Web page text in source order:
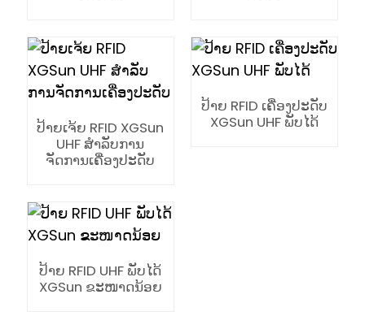
ປ້າຍເຈ້ຍ RFID XGSun
UHF ສຳລັບການ
ຈັດການເຄື່ອງປະດັບ
ປ້າຍ RFID ເຄື່ອງປະດັບ
XGSun UHF ພັບໄດ້
ປ້າຍ RFID UHF ພັບໄດ້
XGSun ຂະໜາດນ້ອຍ